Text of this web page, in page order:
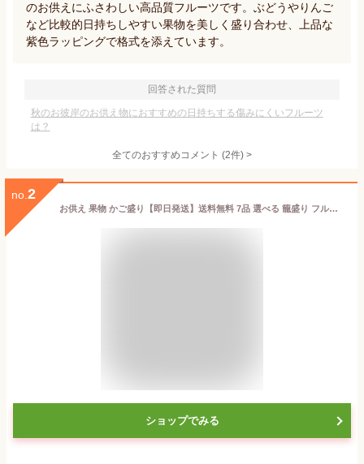
のお供えにふさわしい高品質フルーツです。ぶどうやりんご
など比較的日持ちしやすい果物を美しく盛り合わせ、上品な
紫色ラッピングで格式を添えています。
回答された質問
秋のお彼岸のお供え物におすすめの日持ちする傷みにくいフルーツ
は？
全てのおすすめコメント (2件) >
no. 2
お供え 果物 かご盛り【即日発送】送料無料 7品 選べる 籠盛り フルーツ 供物台付き メロン有セット / メロン無セット クール便フルーツ 果物 くだもの 御供 熨斗 セット フルーツセット 盛り合わせ 初盆 お盆 お供え 御盆 法要 法事 高級 お見舞い 盛り 旬
ショップでみる